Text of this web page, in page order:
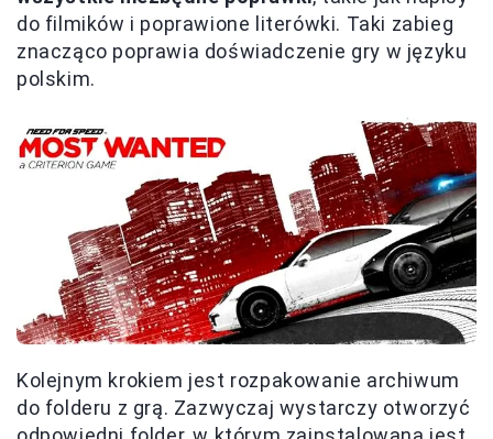
do filmików i poprawione literówki. Taki zabieg
znacząco poprawia doświadczenie gry w języku
polskim.
Kolejnym krokiem jest rozpakowanie archiwum
do folderu z grą. Zazwyczaj wystarczy otworzyć